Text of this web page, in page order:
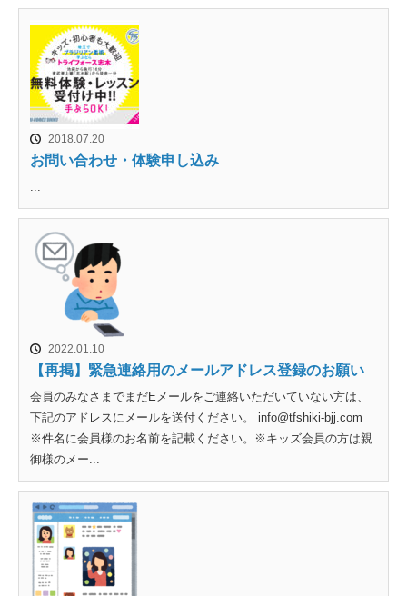
2018.07.20
お問い合わせ・体験申し込み
2022.01.10
【再掲】緊急連絡用のメールアドレス登録のお願い
会員のみなさまでまだEメールをご連絡いただいていない方は、
下記のアドレスにメールを送付ください。 info@tfshiki-bjj.com
※件名に会員様のお名前を記載ください。※キッズ会員の方は親
御様のメー...